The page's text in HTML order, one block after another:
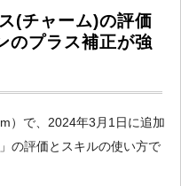
(チャーム)の評価
のプラス補正が強
）で、2024年3月1日に追加
の評価とスキルの使い方で